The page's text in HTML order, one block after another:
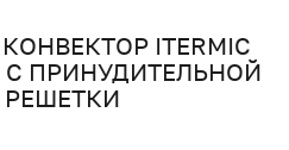
ITERMIC
С ПРИНУДИТЕЛЬНОЙ
РЕШЕТКИ